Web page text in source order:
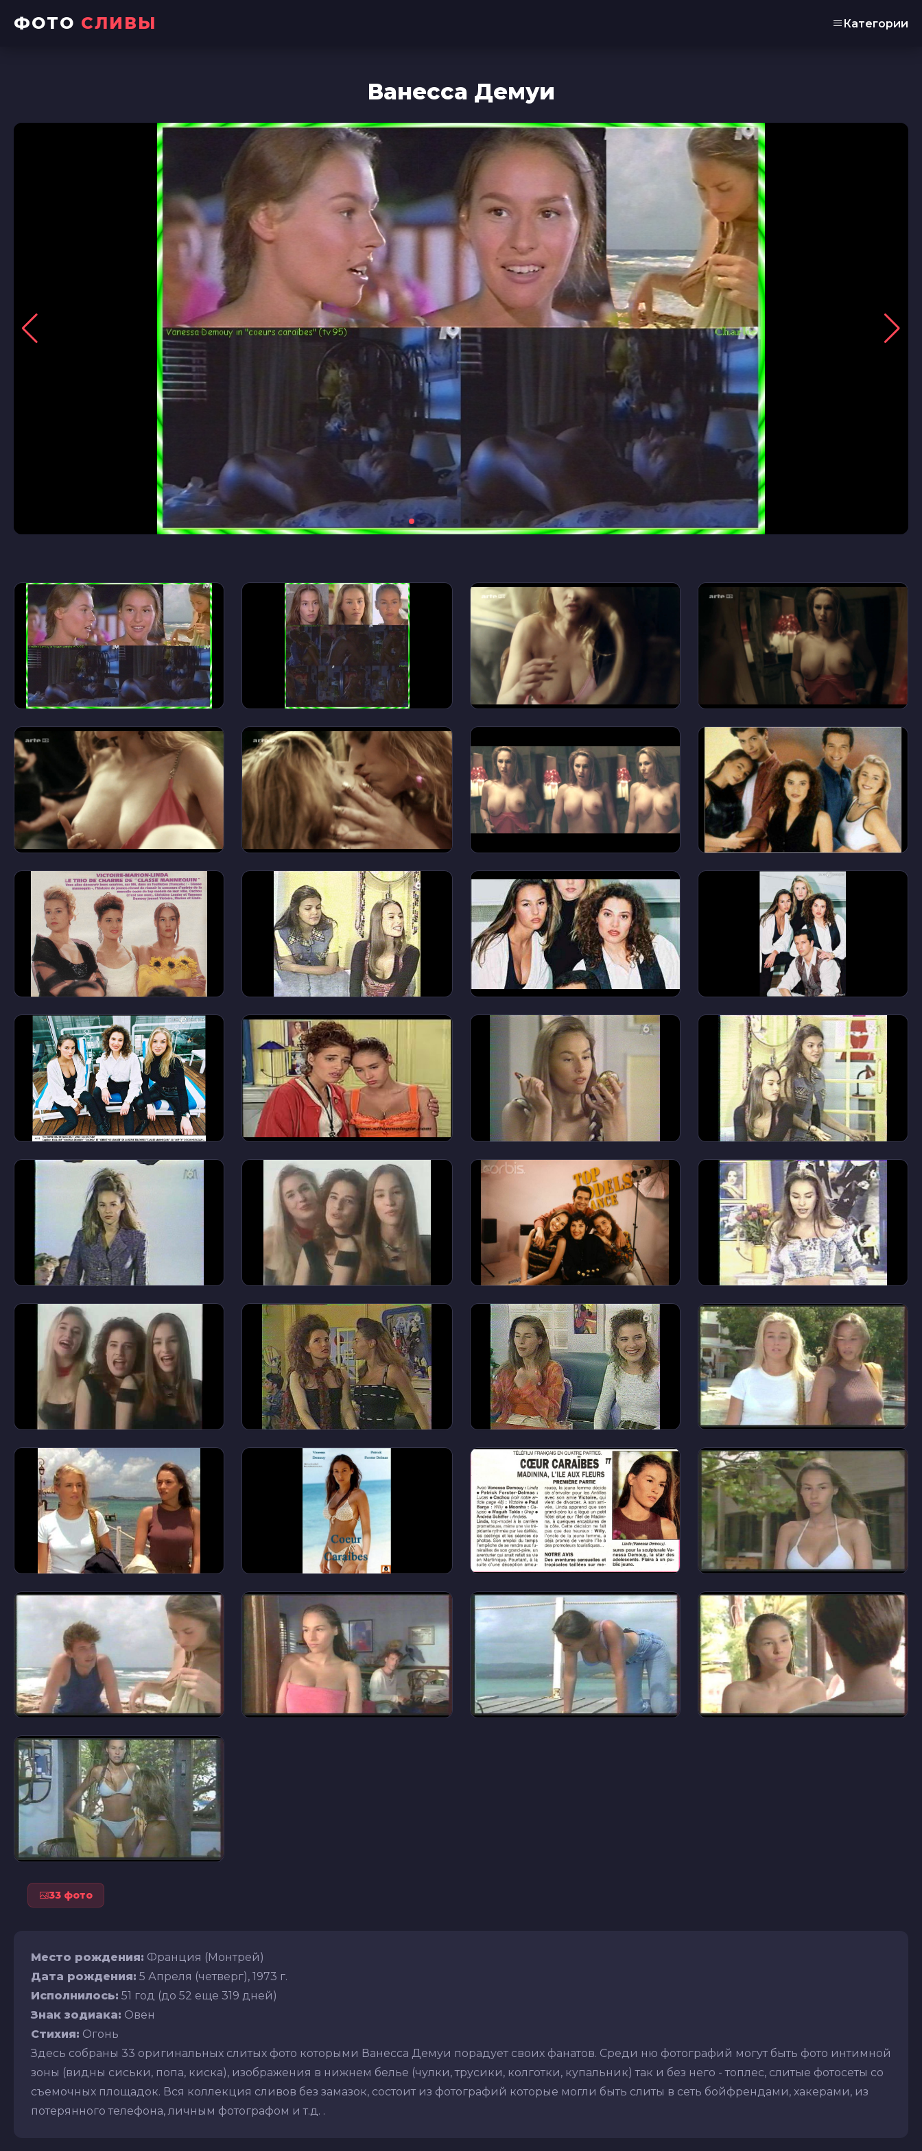
ФОТО СЛИВЫ Категории
Ванесса Демуи
33 фото
Место рождения: Франция (Монтрей)
Дата рождения: 5 Апреля (четверг), 1973 г.
Исполнилось: 51 год (до 52 еще 319 дней)
Знак зодиака: Овен
Стихия: Огонь
Здесь собраны 33 оригинальных слитых фото которыми Ванесса Демуи порадует своих фанатов. Среди ню фотографий могут быть фото интимной
зоны (видны сиськи, попа, киска), изображения в нижнем белье (чулки, трусики, колготки, купальник) так и без него - топлес, слитые фотосеты со
съемочных площадок. Вся коллекция сливов без замазок, состоит из фотографий которые могли быть слиты в сеть бойфрендами, хакерами, из
потерянного телефона, личным фотографом и т.д. .